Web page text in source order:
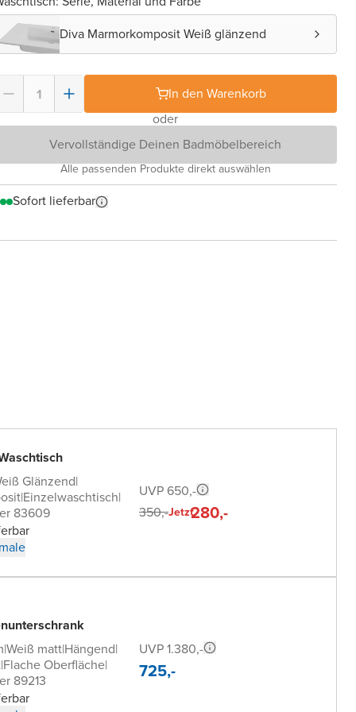
Diva Marmorkomposit Weiß glänzend
In den Warenkorb
oder
Vervollständige Deinen Badmöbelbereich
Alle passenden Produkte direkt auswählen
Sofort lieferbar
Glänzend|
|Einzelwaschtisch|
83609
UVP 650,-
350,-Jetzt280,-
|Weiß matt|Hängend|
|Flache Oberfläche|
89213
UVP 1.380,-
725,-